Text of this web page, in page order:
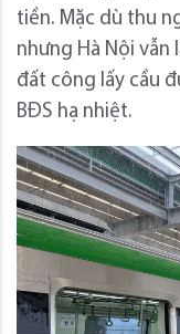
tiền. Mặc dù thu
nhưng Hà Nội vẫn
đất công lấy cầu
BĐS hạ nhiệt.